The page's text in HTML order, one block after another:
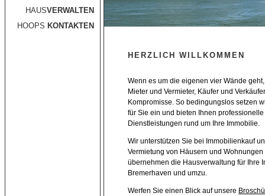
HAUSVERWALTEN
HOOPS KONTAKTEN
HERZLICH WILLKOMMEN
Wenn es um die eigenen vier Wände
Mieter und Vermieter, Käufer und
Kompromisse. So bedingungslos setzen
für Sie ein und bieten Ihnen professionelle
Dienstleistungen rund um Ihre Immobilie.
Wir unterstützen Sie bei Immobilienkauf
Vermietung von Häusern und Wohnungen
übernehmen die Hausverwaltung für Ihre
Bremerhaven und umzu.
Werfen Sie einen Blick auf unsere